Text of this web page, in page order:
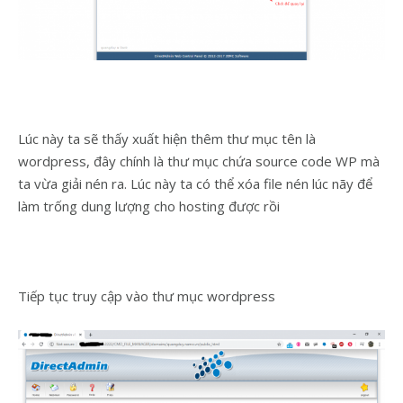
Lúc này ta sẽ thấy xuất hiện thêm thư mục tên là
wordpress, đây chính là thư mục chứa source code WP mà
ta vừa giải nén ra. Lúc này ta có thể xóa file nén lúc nãy để
làm trống dung lượng cho hosting được rồi
Tiếp tục truy cập vào thư mục wordpress